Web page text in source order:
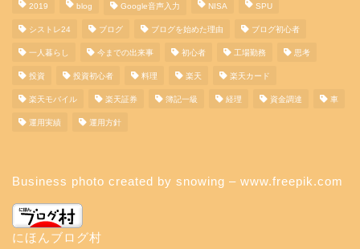
2019 blog Google音声入力 NISA SPU
シストレ24 ブログ ブログを始めた理由 ブログ初心者
一人暮らし 今までの出来事 初心者 工場勤務 思考
投資 投資初心者 料理 楽天 楽天カード
楽天モバイル 楽天証券 簿記一級 経理 資金調達 車
運用実績 運用方針
Business photo created by snowing – www.freepik.com
にほんブログ村